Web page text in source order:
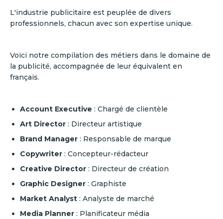
L'industrie publicitaire est peuplée de divers
professionnels, chacun avec son expertise unique.
Voici notre compilation des métiers dans le domaine de
la publicité, accompagnée de leur équivalent en
français.
Account Executive : Chargé de clientèle
Art Director : Directeur artistique
Brand Manager : Responsable de marque
Copywriter : Concepteur-rédacteur
Creative Director : Directeur de création
Graphic Designer : Graphiste
Market Analyst : Analyste de marché
Media Planner : Planificateur média